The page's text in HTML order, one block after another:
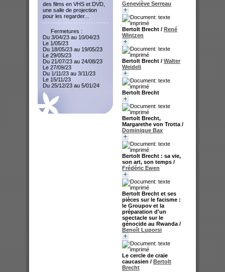
Geneviève Serreau
Bertolt Brecht / René
Wintzen
Bertolt Brecht / Walter
Weideli
Bertolt Brecht
Bertolt Brecht,
Margarethe von Trotta /
Dominique Bax
Bertolt Brecht : sa vie,
son art, son temps /
Frédéric Ewen
Bertolt Brecht et ses
pièces sur le facisme :
le Groupov et la
préparation d'un
spectacle sur le
génocide au Rwanda /
Benoît Luporsi
Le cercle de craie
caucasien / Bertolt
Brecht
des films en VHS et DVD,
une salle de projection
pour les regarder...
Fermetures :
Du 3/04/23 au 10/04/23
Le 1/05/23
Du 18/05/23 au 19/05/23
Le 29/05/23
Du 21/07/23 au 24/08/23
Le 27/09/23
Du 1/11/23 au 3/11/23
Le 15/11/23
Du 25/12/23 au 5/01/24